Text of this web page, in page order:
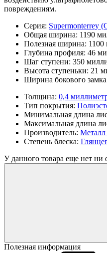
повреждениям.
Серия: Supermonterrey
Общая ширина: 1190
Полезная ширина: 1100
Глубина профиля: 46
Шаг ступени: 350
Высота ступеньки: 21
Ширина бокового
Толщина: 0,4
Тип покрытия:
Минимальная длина
Максимальная длина
Производитель:
Степень блеска:
У данного товара еще нет ни
Полезная информация